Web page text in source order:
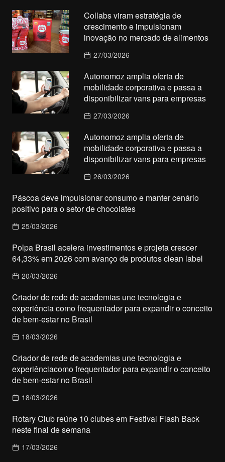
Collabs viram estratégia de
crescimento e impulsionam
inovação no mercado de alimentos
27/03/2026
Autonomoz amplia oferta de
mobilidade corporativa e passa a
disponibilizar vans para empresas
27/03/2026
Autonomoz amplia oferta de
mobilidade corporativa e passa a
disponibilizar vans para empresas
26/03/2026
Páscoa deve impulsionar consumo e manter cenário
positivo para o setor de chocolates
25/03/2026
Polpa Brasil acelera investimentos e projeta crescer
64,33% em 2026 com avanço de produtos clean label
20/03/2026
Criador de rede de academias une tecnologia e
experiência como frequentador para expandir o conceito
de bem-estar no Brasil
18/03/2026
Criador de rede de academias une tecnologia e
experiênciacomo frequentador para expandir o conceito
de bem-estar no Brasil
18/03/2026
Rotary Club reúne 10 clubes em Festival Flash Back
neste final de semana
17/03/2026